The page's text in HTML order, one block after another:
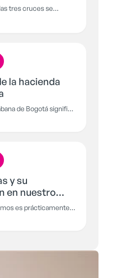
tres cruces se
a atormentar a los
y no se dejará sacar
la hacienda
de Bogotá significa
y su
en nuestro
es prácticamente
los cristales de
nos transforma a